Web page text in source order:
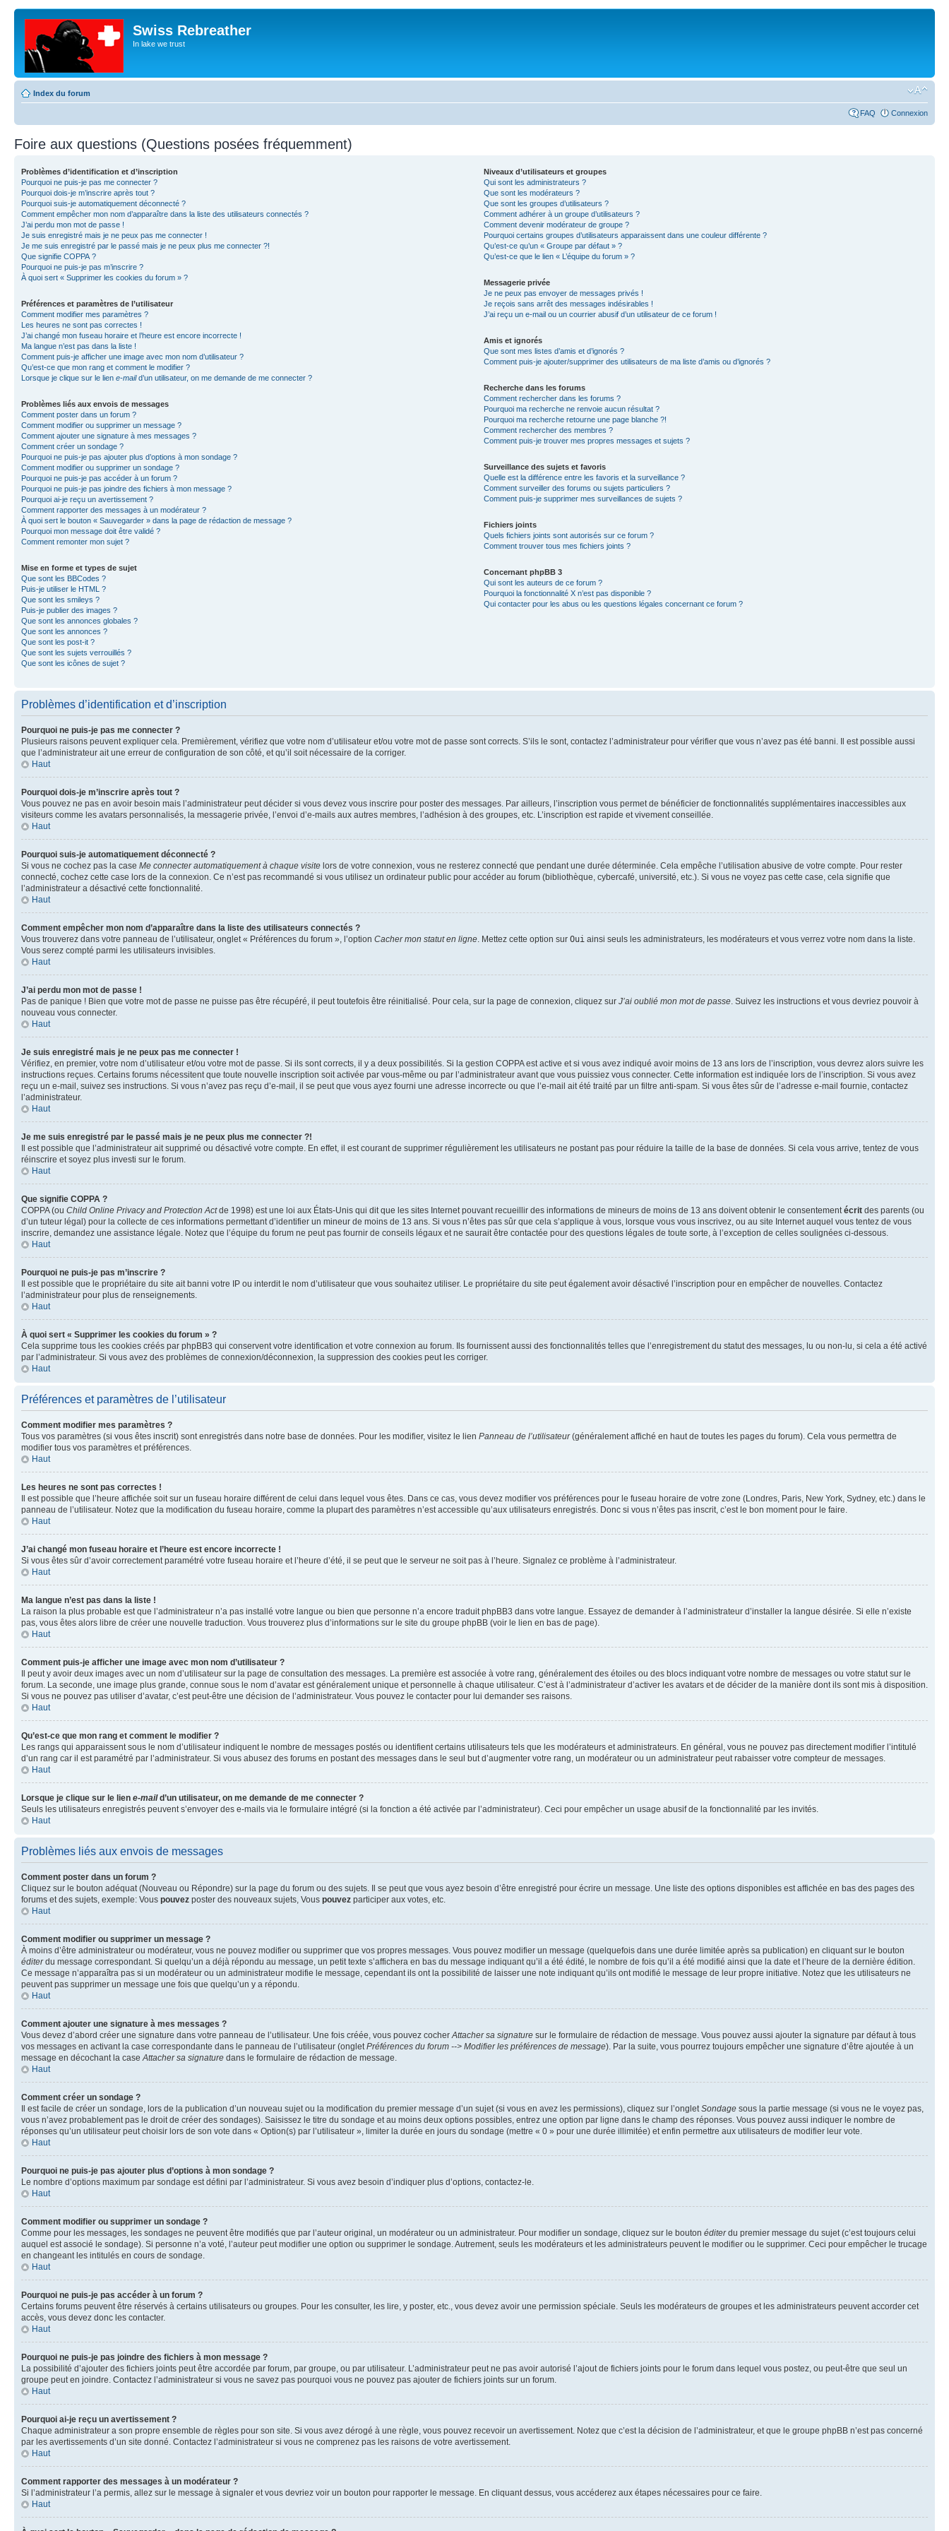
Swiss Rebreather
In lake we trust
Index du forum
FAQ Connexion
Foire aux questions (Questions posées fréquemment)
Problèmes d’identification et d’inscription
Pourquoi ne puis-je pas me connecter ?
Pourquoi dois-je m’inscrire après tout ?
Pourquoi suis-je automatiquement déconnecté ?
Comment empêcher mon nom d’apparaître dans la liste des utilisateurs connectés ?
J’ai perdu mon mot de passe !
Je suis enregistré mais je ne peux pas me connecter !
Je me suis enregistré par le passé mais je ne peux plus me connecter ?!
Que signifie COPPA ?
Pourquoi ne puis-je pas m’inscrire ?
À quoi sert « Supprimer les cookies du forum » ?
Préférences et paramètres de l’utilisateur
Comment modifier mes paramètres ?
Les heures ne sont pas correctes !
J’ai changé mon fuseau horaire et l’heure est encore incorrecte !
Ma langue n’est pas dans la liste !
Comment puis-je afficher une image avec mon nom d’utilisateur ?
Qu’est-ce que mon rang et comment le modifier ?
Lorsque je clique sur le lien e-maild’un utilisateur, on me demande de me connecter ?
Problèmes liés aux envois de messages
Comment poster dans un forum ?
Comment modifier ou supprimer un message ?
Comment ajouter une signature à mes messages ?
Comment créer un sondage ?
Pourquoi ne puis-je pas ajouter plus d’options à mon sondage ?
Comment modifier ou supprimer un sondage ?
Pourquoi ne puis-je pas accéder à un forum ?
Pourquoi ne puis-je pas joindre des fichiers à mon message ?
Pourquoi ai-je reçu un avertissement ?
Comment rapporter des messages à un modérateur ?
À quoi sert le bouton « Sauvegarder » dans la page de rédaction de message ?
Pourquoi mon message doit être validé ?
Comment remonter mon sujet ?
Mise en forme et types de sujet
Que sont les BBCodes ?
Puis-je utiliser le HTML ?
Que sont les smileys ?
Puis-je publier des images ?
Que sont les annonces globales ?
Que sont les annonces ?
Que sont les post-it ?
Que sont les sujets verrouillés ?
Que sont les icônes de sujet ?
Niveaux d’utilisateurs et groupes
Qui sont les administrateurs ?
Que sont les modérateurs ?
Que sont les groupes d’utilisateurs ?
Comment adhérer à un groupe d’utilisateurs ?
Comment devenir modérateur de groupe ?
Pourquoi certains groupes d’utilisateurs apparaissent dans une couleur différente ?
Qu’est-ce qu’un « Groupe par défaut » ?
Qu’est-ce que le lien « L’équipe du forum » ?
Messagerie privée
Je ne peux pas envoyer de messages privés !
Je reçois sans arrêt des messages indésirables !
J’ai reçu un e-mail ou un courrier abusif d’un utilisateur de ce forum !
Amis et ignorés
Que sont mes listes d’amis et d’ignorés ?
Comment puis-je ajouter/supprimer des utilisateurs de ma liste d’amis ou d’ignorés ?
Recherche dans les forums
Comment rechercher dans les forums ?
Pourquoi ma recherche ne renvoie aucun résultat ?
Pourquoi ma recherche retourne une page blanche ?!
Comment rechercher des membres ?
Comment puis-je trouver mes propres messages et sujets ?
Surveillance des sujets et favoris
Quelle est la différence entre les favoris et la surveillance ?
Comment surveiller des forums ou sujets particuliers ?
Comment puis-je supprimer mes surveillances de sujets ?
Fichiers joints
Quels fichiers joints sont autorisés sur ce forum ?
Comment trouver tous mes fichiers joints ?
Concernant phpBB 3
Qui sont les auteurs de ce forum ?
Pourquoi la fonctionnalité X n’est pas disponible ?
Qui contacter pour les abus ou les questions légales concernant ce forum ?
Problèmes d’identification et d’inscription
Pourquoi ne puis-je pas me connecter ?
Plusieurs raisons peuvent expliquer cela. Premièrement, vérifiez que votre nom d’utilisateur et/ou votre mot de passe sont corrects. S’ils le sont, contactez l’administrateur pour vérifier que vous n’avez pas été banni. Il est possible aussi
que l’administrateur ait une erreur de configuration de son côté, et qu’il soit nécessaire de la corriger.
Haut
Pourquoi dois-je m’inscrire après tout ?
Vous pouvez ne pas en avoir besoin mais l’administrateur peut décider si vous devez vous inscrire pour poster des messages. Par ailleurs, l’inscription vous permet de bénéficier de fonctionnalités supplémentaires inaccessibles aux
visiteurs comme les avatars personnalisés, la messagerie privée, l’envoi d’e-mails aux autres membres, l’adhésion à des groupes, etc. L’inscription est rapide et vivement conseillée.
Haut
Pourquoi suis-je automatiquement déconnecté ?
Si vous ne cochez pas la case Me connecter automatiquement à chaque visite lors de votre connexion, vous ne resterez connecté que pendant une durée déterminée. Cela empêche l’utilisation abusive de votre compte. Pour rester
connecté, cochez cette case lors de la connexion. Ce n’est pas recommandé si vous utilisez un ordinateur public pour accéder au forum (bibliothèque, cybercafé, université, etc.). Si vous ne voyez pas cette case, cela signifie que
l’administrateur a désactivé cette fonctionnalité.
Haut
Comment empêcher mon nom d’apparaître dans la liste des utilisateurs connectés ?
Vous trouverez dans votre panneau de l’utilisateur, onglet « Préférences du forum », l’option Cacher mon statut en ligne. Mettez cette option sur Oui ainsi seuls les administrateurs, les modérateurs et vous verrez votre nom dans la liste.
Vous serez compté parmi les utilisateurs invisibles.
Haut
J’ai perdu mon mot de passe !
Pas de panique ! Bien que votre mot de passe ne puisse pas être récupéré, il peut toutefois être réinitialisé. Pour cela, sur la page de connexion, cliquez sur J’ai oublié mon mot de passe. Suivez les instructions et vous devriez pouvoir à
nouveau vous connecter.
Haut
Je suis enregistré mais je ne peux pas me connecter !
Vérifiez, en premier, votre nom d’utilisateur et/ou votre mot de passe. Si ils sont corrects, il y a deux possibilités. Si la gestion COPPA est active et si vous avez indiqué avoir moins de 13 ans lors de l’inscription, vous devrez alors suivre les
instructions reçues. Certains forums nécessitent que toute nouvelle inscription soit activée par vous-même ou par l’administrateur avant que vous puissiez vous connecter. Cette information est indiquée lors de l’inscription. Si vous avez
reçu un e-mail, suivez ses instructions. Si vous n’avez pas reçu d’e-mail, il se peut que vous ayez fourni une adresse incorrecte ou que l’e-mail ait été traité par un filtre anti-spam. Si vous êtes sûr de l’adresse e-mail fournie, contactez
l’administrateur.
Haut
Je me suis enregistré par le passé mais je ne peux plus me connecter ?!
Il est possible que l’administrateur ait supprimé ou désactivé votre compte. En effet, il est courant de supprimer régulièrement les utilisateurs ne postant pas pour réduire la taille de la base de données. Si cela vous arrive, tentez de vous
réinscrire et soyez plus investi sur le forum.
Haut
Que signifie COPPA ?
COPPA (ou Child Online Privacy and Protection Actde 1998) est une loi aux États-Unis qui dit que les sites Internet pouvant recueillir des informations de mineurs de moins de 13 ans doivent obtenir le consentementécrit des parents (ou
d’un tuteur légal) pour la collecte de ces informations permettant d’identifier un mineur de moins de 13 ans. Si vous n’êtes pas sûr que cela s’applique à vous, lorsque vous vous inscrivez, ou au site Internet auquel vous tentez de vous
inscrire, demandez une assistance légale. Notez que l’équipe du forum ne peut pas fournir de conseils légaux et ne saurait être contactée pour des questions légales de toute sorte, à l’exception de celles soulignées ci-dessous.
Haut
Pourquoi ne puis-je pas m’inscrire ?
Il est possible que le propriétaire du site ait banni votre IP ou interdit le nom d’utilisateur que vous souhaitez utiliser. Le propriétaire du site peut également avoir désactivé l’inscription pour en empêcher de nouvelles. Contactez
l’administrateur pour plus de renseignements.
Haut
À quoi sert « Supprimer les cookies du forum » ?
Cela supprime tous les cookies créés par phpBB3 qui conservent votre identification et votre connexion au forum. Ils fournissent aussi des fonctionnalités telles que l’enregistrement du statut des messages, lu ou non-lu, si cela a été activé
par l’administrateur. Si vous avez des problèmes de connexion/déconnexion, la suppression des cookies peut les corriger.
Haut
Préférences et paramètres de l’utilisateur
Comment modifier mes paramètres ?
Tous vos paramètres (si vous êtes inscrit) sont enregistrés dans notre base de données. Pour les modifier, visitez le lien Panneau de l’utilisateur(généralement affiché en haut de toutes les pages du forum). Cela vous permettra de
modifier tous vos paramètres et préférences.
Haut
Les heures ne sont pas correctes !
Il est possible que l’heure affichée soit sur un fuseau horaire différent de celui dans lequel vous êtes. Dans ce cas, vous devez modifier vos préférences pour le fuseau horaire de votre zone (Londres, Paris, New York, Sydney, etc.) dans le
panneau de l’utilisateur. Notez que la modification du fuseau horaire, comme la plupart des paramètres n’est accessible qu’aux utilisateurs enregistrés. Donc si vous n’êtes pas inscrit, c’est le bon moment pour le faire.
Haut
J’ai changé mon fuseau horaire et l’heure est encore incorrecte !
Si vous êtes sûr d’avoir correctement paramétré votre fuseau horaire et l’heure d’été, il se peut que le serveur ne soit pas à l’heure. Signalez ce problème à l’administrateur.
Haut
Ma langue n’est pas dans la liste !
La raison la plus probable est que l’administrateur n’a pas installé votre langue ou bien que personne n’a encore traduit phpBB3 dans votre langue. Essayez de demander à l’administrateur d’installer la langue désirée. Si elle n’existe
pas, vous êtes alors libre de créer une nouvelle traduction. Vous trouverez plus d’informations sur le site du groupe phpBB (voir le lien en bas de page).
Haut
Comment puis-je afficher une image avec mon nom d’utilisateur ?
Il peut y avoir deux images avec un nom d’utilisateur sur la page de consultation des messages. La première est associée à votre rang, généralement des étoiles ou des blocs indiquant votre nombre de messages ou votre statut sur le
forum. La seconde, une image plus grande, connue sous le nom d’avatar est généralement unique et personnelle à chaque utilisateur. C’est à l’administrateur d’activer les avatars et de décider de la manière dont ils sont mis à disposition.
Si vous ne pouvez pas utiliser d’avatar, c’est peut-être une décision de l’administrateur. Vous pouvez le contacter pour lui demander ses raisons.
Haut
Qu’est-ce que mon rang et comment le modifier ?
Les rangs qui apparaissent sous le nom d’utilisateur indiquent le nombre de messages postés ou identifient certains utilisateurs tels que les modérateurs et administrateurs. En général, vous ne pouvez pas directement modifier l’intitulé
d’un rang car il est paramétré par l’administrateur. Si vous abusez des forums en postant des messages dans le seul but d’augmenter votre rang, un modérateur ou un administrateur peut rabaisser votre compteur de messages.
Haut
Lorsque je clique sur le lien e-maild’un utilisateur, on me demande de me connecter ?
Seuls les utilisateurs enregistrés peuvent s’envoyer des e-mails via le formulaire intégré (si la fonction a été activée par l’administrateur). Ceci pour empêcher un usage abusif de la fonctionnalité par les invités.
Haut
Problèmes liés aux envois de messages
Comment poster dans un forum ?
Cliquez sur le bouton adéquat (Nouveau ou Répondre) sur la page du forum ou des sujets. Il se peut que vous ayez besoin d’être enregistré pour écrire un message. Une liste des options disponibles est affichée en bas des pages des
forums et des sujets, exemple: Vous pouvez poster des nouveaux sujets, Vous pouvez participer aux votes, etc.
Haut
Comment modifier ou supprimer un message ?
À moins d’être administrateur ou modérateur, vous ne pouvez modifier ou supprimer que vos propres messages. Vous pouvez modifier un message (quelquefois dans une durée limitée après sa publication) en cliquant sur le bouton
éditerdu message correspondant. Si quelqu’un a déjà répondu au message, un petit texte s’affichera en bas du message indiquant qu’il a été édité, le nombre de fois qu’il a été modifié ainsi que la date et l’heure de la dernière édition.
Ce message n’apparaîtra pas si un modérateur ou un administrateur modifie le message, cependant ils ont la possibilité de laisser une note indiquant qu’ils ont modifié le message de leur propre initiative. Notez que les utilisateurs ne
peuvent pas supprimer un message une fois que quelqu’un y a répondu.
Haut
Comment ajouter une signature à mes messages ?
Vous devez d’abord créer une signature dans votre panneau de l’utilisateur. Une fois créée, vous pouvez cocherAttacher sa signature sur le formulaire de rédaction de message. Vous pouvez aussi ajouter la signature par défaut à tous
vos messages en activant la case correspondante dans le panneau de l’utilisateur (ongletPréférences du forum --> Modifier les préférences de message). Par la suite, vous pourrez toujours empêcher une signature d’être ajoutée à un
message en décochant la caseAttacher sa signature dans le formulaire de rédaction de message.
Haut
Comment créer un sondage ?
Il est facile de créer un sondage, lors de la publication d’un nouveau sujet ou la modification du premier message d’un sujet (si vous en avez les permissions), cliquez sur l’ongletSondage sous la partie message (si vous ne le voyez pas,
vous n’avez probablement pas le droit de créer des sondages). Saisissez le titre du sondage et au moins deux options possibles, entrez une option par ligne dans le champ des réponses. Vous pouvez aussi indiquer le nombre de
réponses qu’un utilisateur peut choisir lors de son vote dans « Option(s) par l’utilisateur », limiter la durée en jours du sondage (mettre « 0 » pour une durée illimitée) et enfin permettre aux utilisateurs de modifier leur vote.
Haut
Pourquoi ne puis-je pas ajouter plus d’options à mon sondage ?
Le nombre d’options maximum par sondage est défini par l’administrateur. Si vous avez besoin d’indiquer plus d’options, contactez-le.
Haut
Comment modifier ou supprimer un sondage ?
Comme pour les messages, les sondages ne peuvent être modifiés que par l’auteur original, un modérateur ou un administrateur. Pour modifier un sondage, cliquez sur le bouton éditerdu premier message du sujet (c’est toujours celui
auquel est associé le sondage). Si personne n’a voté, l’auteur peut modifier une option ou supprimer le sondage. Autrement, seuls les modérateurs et les administrateurs peuvent le modifier ou le supprimer. Ceci pour empêcher le trucage
en changeant les intitulés en cours de sondage.
Haut
Pourquoi ne puis-je pas accéder à un forum ?
Certains forums peuvent être réservés à certains utilisateurs ou groupes. Pour les consulter, les lire, y poster, etc., vous devez avoir une permission spéciale. Seuls les modérateurs de groupes et les administrateurs peuvent accorder cet
accès, vous devez donc les contacter.
Haut
Pourquoi ne puis-je pas joindre des fichiers à mon message ?
La possibilité d’ajouter des fichiers joints peut être accordée par forum, par groupe, ou par utilisateur. L’administrateur peut ne pas avoir autorisé l’ajout de fichiers joints pour le forum dans lequel vous postez, ou peut-être que seul un
groupe peut en joindre. Contactez l’administrateur si vous ne savez pas pourquoi vous ne pouvez pas ajouter de fichiers joints sur un forum.
Haut
Pourquoi ai-je reçu un avertissement ?
Chaque administrateur a son propre ensemble de règles pour son site. Si vous avez dérogé à une règle, vous pouvez recevoir un avertissement. Notez que c’est la décision de l’administrateur, et que le groupe phpBB n’est pas concerné
par les avertissements d’un site donné. Contactez l’administrateur si vous ne comprenez pas les raisons de votre avertissement.
Haut
Comment rapporter des messages à un modérateur ?
Si l’administrateur l’a permis, allez sur le message à signaler et vous devriez voir un bouton pour rapporter le message. En cliquant dessus, vous accéderez aux étapes nécessaires pour ce faire.
Haut